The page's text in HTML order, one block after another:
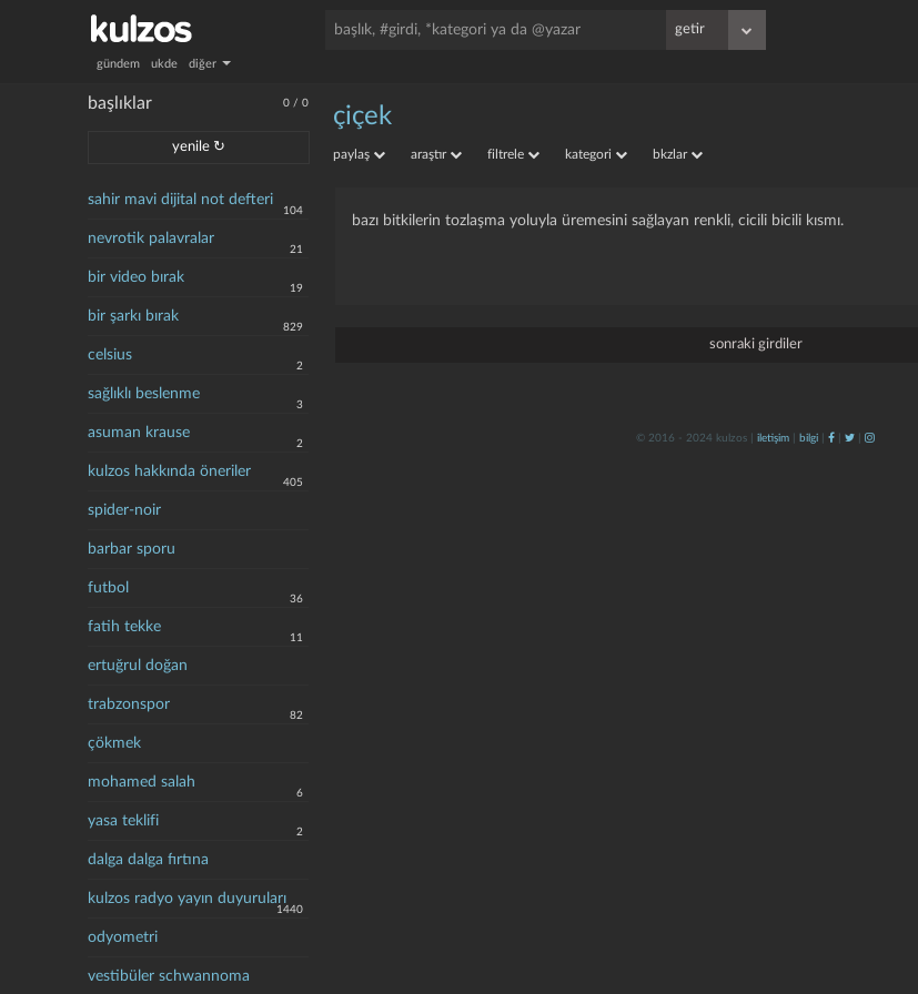
gündem ukde diğer
0 /0
başlıklar
yenile ↻
sahir mavi dijital not defteri
104
nevrotik palavralar
21
bir video bırak
19
bir şarkı bırak
829
celsius
2
sağlıklı beslenme
3
asuman krause
2
kulzos hakkında öneriler
405
spider-noir
barbar sporu
futbol
36
fatih tekke
11
ertuğrul doğan
trabzonspor
82
çökmek
mohamed salah
6
yasa teklifi
2
dalga dalga fırtına
kulzos radyo yayın duyuruları
1440
odyometri
vestibüler schwannoma
çiçek
paylaş araştır filtrele kategori bkzlar
bazı bitkilerin tozlaşma yoluyla üremesini sağlayan renkli, cicili bicili kısmı.
sonraki girdiler
© 2016 - 2024 kulzos | iletişim bilgi